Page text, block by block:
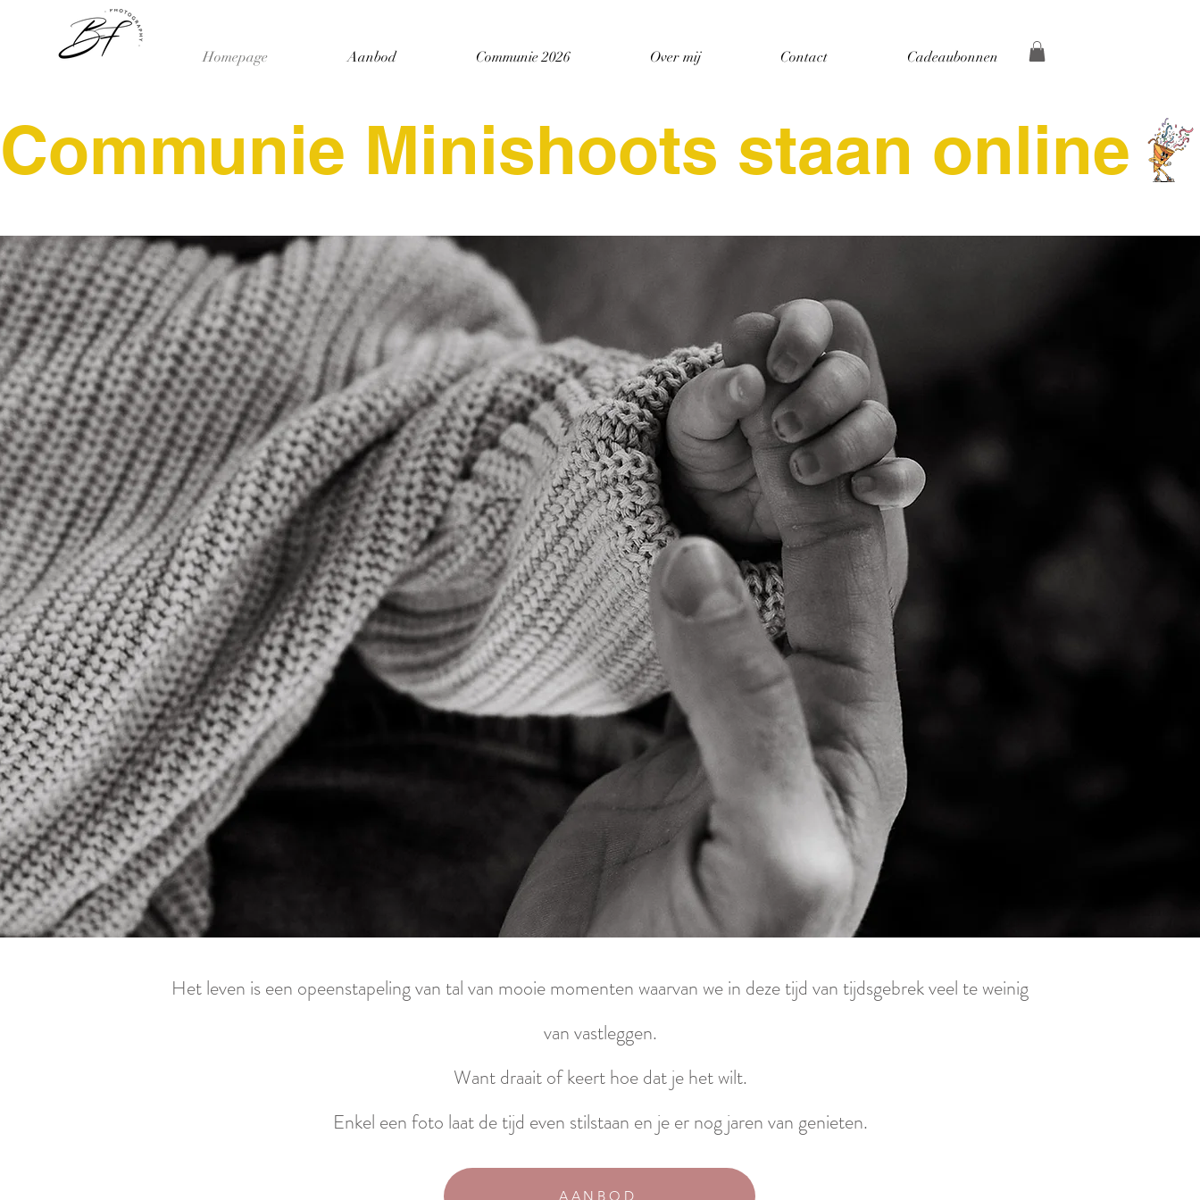
Homepage Aanbod Communie 2026 Over mij Contact Cadeaubonnen
Communie Minishoots staan online
Het leven is een opeenstapeling van tal van mooie momenten waarvan we in deze tijd van tijdsgebrek veel te weinig
van vastleggen.
Want draait of keert hoe dat je het wilt.
Enkel een foto laat de tijd even stilstaan en je er nog jaren van genieten.
AANBOD